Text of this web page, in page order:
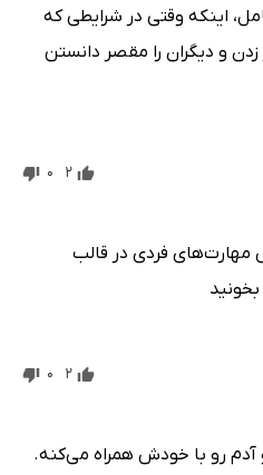
اینکه وقتی در شرایطی که
و دیگران را مقصر دانستن
2
0
مهارت‌های فردی در قالب
2
0
آدم رو با خودش همراه می‌کنه.